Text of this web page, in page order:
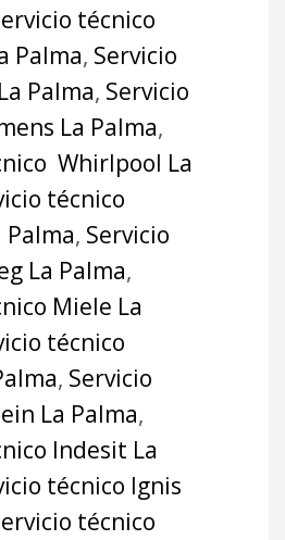
técnico
Palma, Servicio
Palma, Servicio
La Palma,
Whirlpool La
técnico
, Servicio
La Palma,
Miele La
técnico
, Servicio
La Palma,
Indesit La
técnico Ignis
técnico